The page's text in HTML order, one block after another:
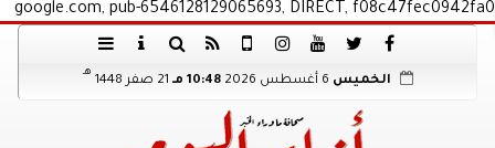
google.com, pub-6546128129065693, DIRECT, f08c47fec0942fa0
الخميس 10:48 مـ 21 صفر 1448
هـ